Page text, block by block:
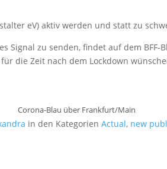
eV) aktiv werden und statt zu
Signal zu senden, findet auf dem
die Zeit nach dem Lockdown
Corona-Blau über Frankfurt/Main
in den Kategorien Actual, new